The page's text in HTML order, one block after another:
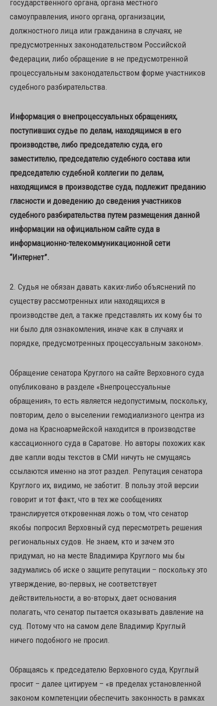
государственного органа, органа местного
самоуправления, иного органа, организации,
должностного лица или гражданина в случаях, не
предусмотренных законодательством Российской
Федерации, либо обращение в не предусмотренной
процессуальным законодательством форме участников
судебного разбирательства.
Информация о внепроцессуальных обращениях,
поступивших судье по делам, находящимся в его
производстве, либо председателю суда, его
заместителю, председателю судебного состава или
председателю судебной коллегии по делам,
находящимся в производстве суда, подлежит преданию
гласности и доведению до сведения участников
судебного разбирательства путем размещения данной
информации на официальном сайте суда в
информационно-телекоммуникационной сети
“Интернет”.
2. Судья не обязан давать каких-либо объяснений по
существу рассмотренных или находящихся в
производстве дел, а также представлять их кому бы то
ни было для ознакомления, иначе как в случаях и
порядке, предусмотренных процессуальным законом».
Обращение сенатора Круглого на сайте Верховного суда
опубликовано в разделе «Внепроцессуальные
обращения», то есть является недопустимым, поскольку,
повторим, дело о выселении гемодиализного центра из
дома на Красноармейской находится в производстве
кассационного суда в Саратове. Но авторы похожих как
две капли воды текстов в СМИ ничуть не смущаясь
ссылаются именно на этот раздел. Репутация сенатора
Круглого их, видимо, не заботит. В пользу этой версии
говорит и тот факт, что в тех же сообщениях
транслируется откровенная ложь о том, что сенатор
якобы попросил Верховный суд пересмотреть решения
региональных судов. Не знаем, кто и зачем это
придумал, но на месте Владимира Круглого мы бы
задумались об иске о защите репутации – поскольку это
утверждение, во-первых, не соответствует
действительности, а во-вторых, дает основания
полагать, что сенатор пытается оказывать давление на
суд. Потому что на самом деле Владимир Круглый
ничего подобного не просил.
Обращаясь к председателю Верховного суда, Круглый
просит – далее цитируем – «в пределах установленной
законом компетенции обеспечить законность в рамках